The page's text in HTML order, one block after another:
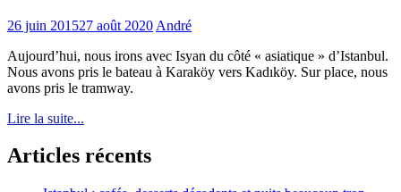
26 juin 201527 août 2020 André
Aujourd’hui, nous irons avec Isyan du côté « asiatique » d’Istanbul.
Nous avons pris le bateau à Karaköy vers Kadıköy. Sur place, nous
avons pris le tramway.
Lire la suite...
Articles récents